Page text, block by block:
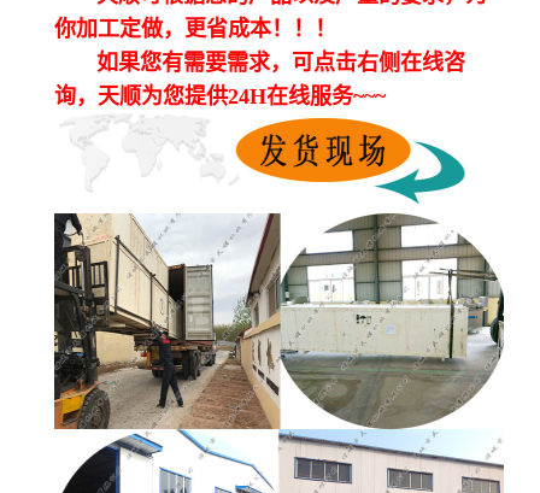
你加工定做，更省成本！！！
如果您有需要需求，可点击右侧在线咨
询，天顺为您提供24H在线服务~~~